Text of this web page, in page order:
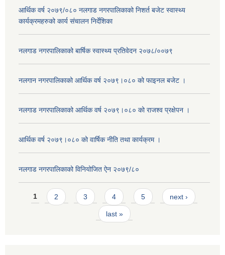
आर्थिक वर्ष २०७९/०८० नलगाड नगरपालिकाको निशर्त बजेट स्वास्थ्य
कार्यक्रमहरुको कार्य संचालन निर्देशिका
नलगाड नगरपालिकाको बार्षिक स्वास्थ्य प्रतिवेदन २०७८/००७९
नलगान नगरपालिकाको आर्थिक वर्ष २०७९।०८० को फाइनल बजेट ।
नलगाड नगरपालिकाको आर्थिक वर्ष २०७९।०८० को राजश्व प्रक्षेपन ।
आर्थिक वर्ष २०७९।०८० को वार्षिक नीति तथा कार्यक्रम ।
नलगाड नगरपालिकाको विनियोजित ऐन २०७९/८०
Pages
1 2 3 4 5 next ›
last »